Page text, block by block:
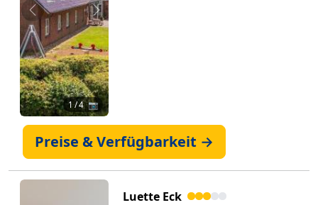
Zurück Weiter
1/ 4 📷
Preise & Verfügbarkeit →
Luette Eck